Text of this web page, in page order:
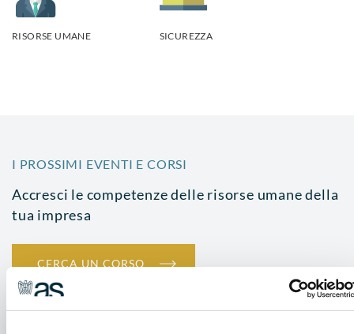
RISORSE UMANE SICUREZZA
I PROSSIMI EVENTI E CORSI
Accresci le competenze delle risorse umane della
tua impresa
CERCA UN CORSO
CONSULTA IL CALENDARIO COMPLETO